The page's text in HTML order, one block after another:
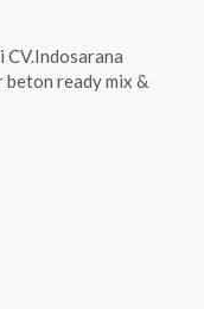
CV.Indosarana
beton ready mix &